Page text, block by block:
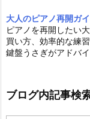
大人のピアノ再開ガ
ピアノを再開したい
買い方、効率的な練
鍵盤うさぎがアドバイ
ブログ内記事検